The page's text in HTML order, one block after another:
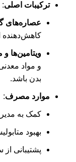
ترکیبات اصلی:
عصاره‌های
کاهش‌دهنده
ویتامین‌ها و
و مواد
بدن باشد.
موارد مصرف:
کمک به
بهبود
پشتیبانی